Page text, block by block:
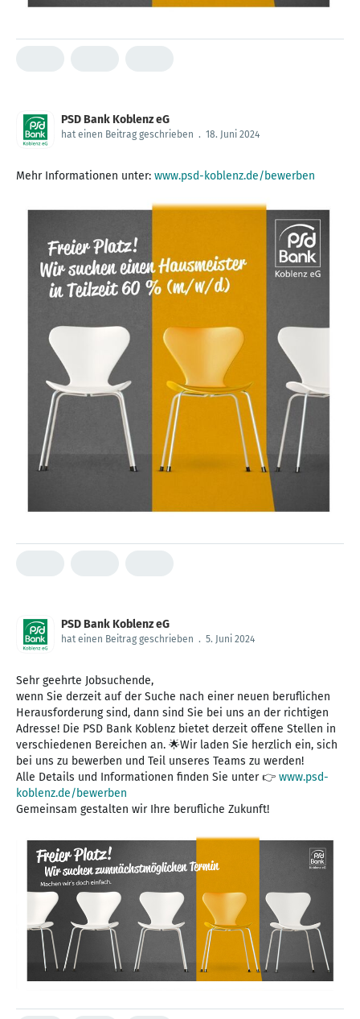
PSD Bank Koblenz eG
hat einen Beitrag geschrieben . 18. Juni 2024
Mehr Informationen unter: www.psd-koblenz.de/bewerben
PSD Bank Koblenz eG
hat einen Beitrag geschrieben . 5. Juni 2024
Sehr geehrte Jobsuchende,
wenn Sie derzeit auf der Suche nach einer neuen beruflichen
Herausforderung sind, dann sind Sie bei uns an der richtigen
Adresse! Die PSD Bank Koblenz bietet derzeit offene Stellen in
verschiedenen Bereichen an. 🌟Wir laden Sie herzlich ein, sich
bei uns zu bewerben und Teil unseres Teams zu werden!
Alle Details und Informationen finden Sie unter 👉 www.psd-
koblenz.de/bewerben
Gemeinsam gestalten wir Ihre berufliche Zukunft!